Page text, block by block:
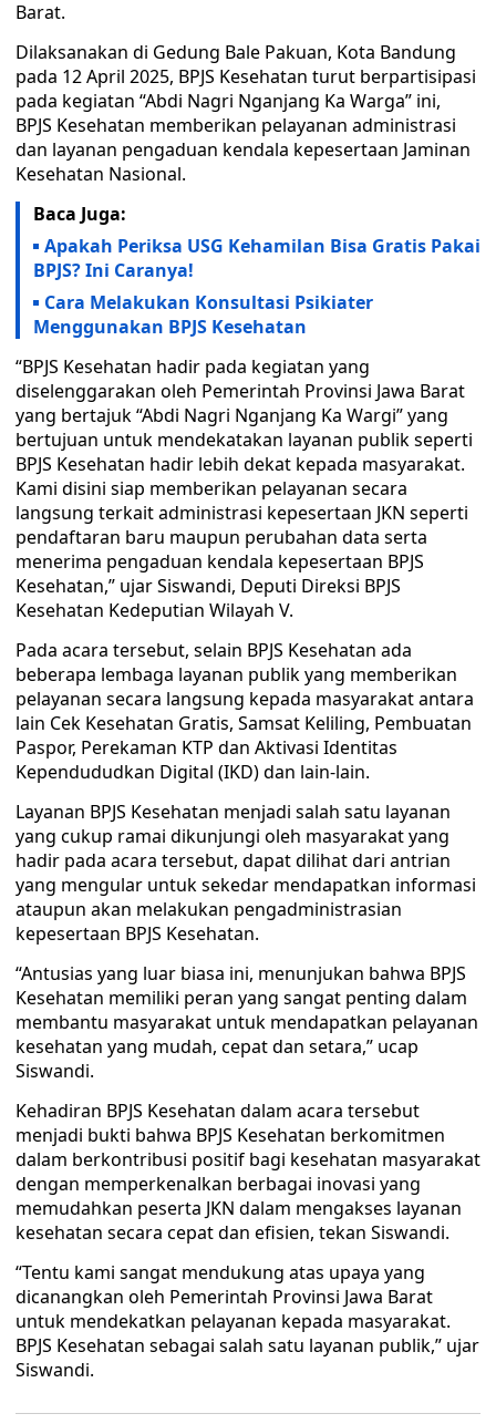
Barat.
Dilaksanakan di Gedung Bale Pakuan, Kota Bandung
pada 12 April 2025, BPJS Kesehatan turut berpartisipasi
pada kegiatan “Abdi Nagri Nganjang Ka Warga” ini,
BPJS Kesehatan memberikan pelayanan administrasi
dan layanan pengaduan kendala kepesertaan Jaminan
Kesehatan Nasional.
Baca Juga:
Apakah Periksa USG Kehamilan Bisa Gratis Pakai
BPJS? Ini Caranya!
Cara Melakukan Konsultasi Psikiater
Menggunakan BPJS Kesehatan
“BPJS Kesehatan hadir pada kegiatan yang
diselenggarakan oleh Pemerintah Provinsi Jawa Barat
yang bertajuk “Abdi Nagri Nganjang Ka Wargi” yang
bertujuan untuk mendekatakan layanan publik seperti
BPJS Kesehatan hadir lebih dekat kepada masyarakat.
Kami disini siap memberikan pelayanan secara
langsung terkait administrasi kepesertaan JKN seperti
pendaftaran baru maupun perubahan data serta
menerima pengaduan kendala kepesertaan BPJS
Kesehatan,” ujar Siswandi, Deputi Direksi BPJS
Kesehatan Kedeputian Wilayah V.
Pada acara tersebut, selain BPJS Kesehatan ada
beberapa lembaga layanan publik yang memberikan
pelayanan secara langsung kepada masyarakat antara
lain Cek Kesehatan Gratis, Samsat Keliling, Pembuatan
Paspor, Perekaman KTP dan Aktivasi Identitas
Kependududkan Digital (IKD) dan lain-lain.
Layanan BPJS Kesehatan menjadi salah satu layanan
yang cukup ramai dikunjungi oleh masyarakat yang
hadir pada acara tersebut, dapat dilihat dari antrian
yang mengular untuk sekedar mendapatkan informasi
ataupun akan melakukan pengadministrasian
kepesertaan BPJS Kesehatan.
“Antusias yang luar biasa ini, menunjukan bahwa BPJS
Kesehatan memiliki peran yang sangat penting dalam
membantu masyarakat untuk mendapatkan pelayanan
kesehatan yang mudah, cepat dan setara,” ucap
Siswandi.
Kehadiran BPJS Kesehatan dalam acara tersebut
menjadi bukti bahwa BPJS Kesehatan berkomitmen
dalam berkontribusi positif bagi kesehatan masyarakat
dengan memperkenalkan berbagai inovasi yang
memudahkan peserta JKN dalam mengakses layanan
kesehatan secara cepat dan efisien, tekan Siswandi.
“Tentu kami sangat mendukung atas upaya yang
dicanangkan oleh Pemerintah Provinsi Jawa Barat
untuk mendekatkan pelayanan kepada masyarakat.
BPJS Kesehatan sebagai salah satu layanan publik,” ujar
Siswandi.